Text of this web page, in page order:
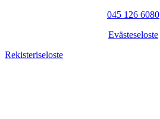
045 126 6080
Evästeseloste
Rekisteriseloste